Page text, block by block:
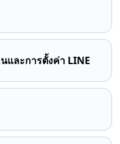
และการตั้งค่า LINE